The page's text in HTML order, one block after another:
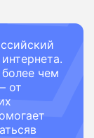
чем
от